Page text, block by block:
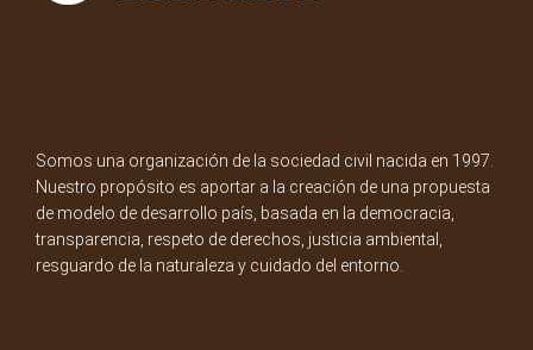
Somos una organización de la sociedad civil nacida en 1997.
Nuestro propósito es aportar a la creación de una propuesta
de modelo de desarrollo país, basada en la democracia,
transparencia, respeto de derechos, justicia ambiental,
resguardo de la naturaleza y cuidado del entorno.